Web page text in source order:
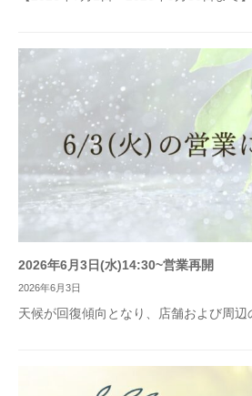
2026年6月3日(水)14:30~営業再開
2026年6月3日
天候が回復傾向となり、店舗および周辺